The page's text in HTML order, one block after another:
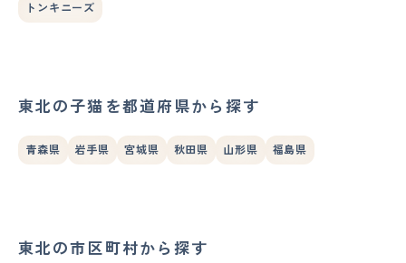
トンキニーズ
東北の子猫を都道府県から探す
青森県 岩手県 宮城県 秋田県 山形県 福島県
東北の市区町村から探す